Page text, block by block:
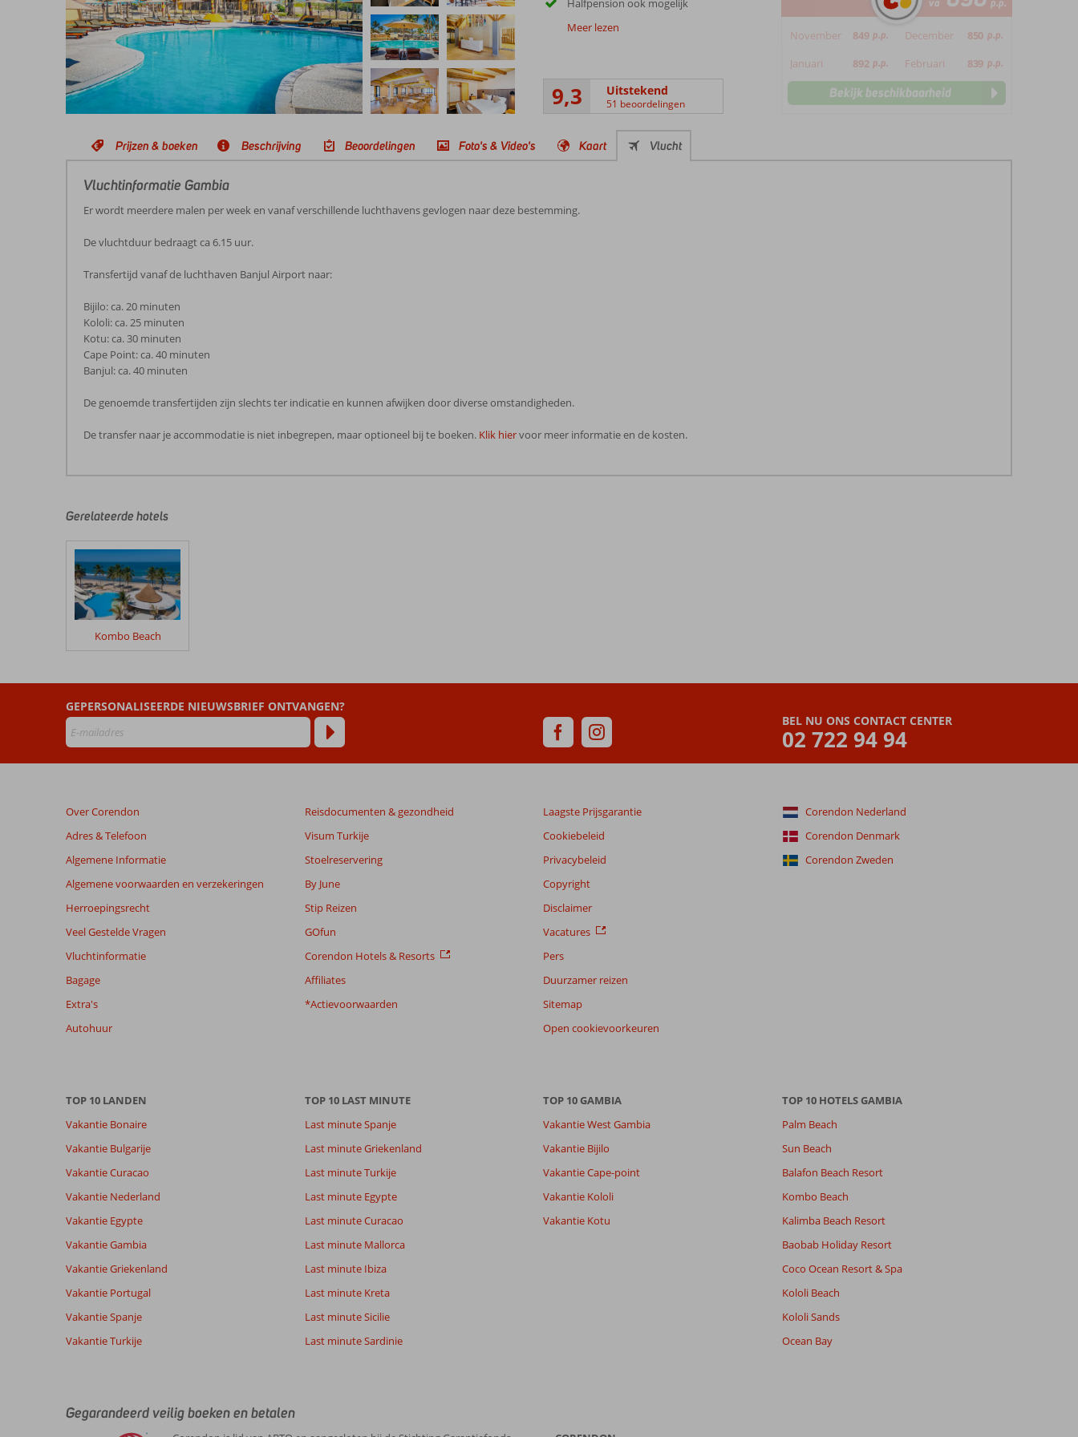
Halfpension ook mogelijk
Meer lezen
9,3 Uitstekend
51 beoordelingen
va p.p.
November 849 p.p. December 850 p.p.
Januari 892 p.p. Februari 839 p.p.
Bekijk beschikbaarheid
Prijzen & boeken Beschrijving Beoordelingen Foto's & Video's Kaart Vlucht
Vluchtinformatie Gambia
Er wordt meerdere malen per week en vanaf verschillende luchthavens gevlogen naar deze bestemming.
De vluchtduur bedraagt ca 6.15 uur.
Transfertijd vanaf de luchthaven Banjul Airport naar:
Bijilo: ca. 20 minuten
Kololi: ca. 25 minuten
Kotu: ca. 30 minuten
Cape Point: ca. 40 minuten
Banjul: ca. 40 minuten
De genoemde transfertijden zijn slechts ter indicatie en kunnen afwijken door diverse omstandigheden.
De transfer naar je accommodatie is niet inbegrepen, maar optioneel bij te boeken. Klik hiervoor meer informatie en de kosten.
door
klanten
geschreven
na
hun
verblijf
Palm
Beoordelingen
die
ouder
zijn
maanden
worden
niet
meer
weergegeven
om
de
relevantie
van
de
beoordelingen.
Totale score
Gebaseerd op:
beoordelingen
9,3
Uitstekend
Kamers
8,9
Kindvriendelijk 9,0
Ervaringen
van onze
klanten
Taal
Filter reisgezelschap
10
NederlandvanPrijs/kwaliteit 10
Eten
Gerelateerde hotels
Kombo Beach
BEL NU ONS CONTACT CENTER
02 722 94 94
GEPERSONALISEERDE NIEUWSBRIEF ONTVANGEN?
Over Corendon
Adres & Telefoon
Algemene Informatie
Algemene voorwaarden en verzekeringen
Herroepingsrecht
Veel Gestelde Vragen
Vluchtinformatie
Bagage
Extra's
Autohuur
Reisdocumenten & gezondheid
Visum Turkije
Stoelreservering
By June
Stip Reizen
GOfun
Corendon Hotels & Resorts
Affiliates
*Actievoorwaarden
Laagste Prijsgarantie
Cookiebeleid
Privacybeleid
Copyright
Disclaimer
Vacatures
Pers
Duurzamer reizen
Sitemap
Open cookievoorkeuren
Corendon Nederland
Corendon Denmark
Corendon Zweden
TOP 10 LANDEN
Vakantie Bonaire
Vakantie Bulgarije
Vakantie Curacao
Vakantie Nederland
Vakantie Egypte
Vakantie Gambia
Vakantie Griekenland
Vakantie Portugal
Vakantie Spanje
Vakantie Turkije
TOP 10 LAST MINUTE
Last minute Spanje
Last minute Griekenland
Last minute Turkije
Last minute Egypte
Last minute Curacao
Last minute Mallorca
Last minute Ibiza
Last minute Kreta
Last minute Sicilie
Last minute Sardinie
TOP 10 GAMBIA
Vakantie West Gambia
Vakantie Bijilo
Vakantie Cape-point
Vakantie Kololi
Vakantie Kotu
TOP 10 HOTELS GAMBIA
Palm Beach
Sun Beach
Balafon Beach Resort
Kombo Beach
Kalimba Beach Resort
Baobab Holiday Resort
Coco Ocean Resort & Spa
Kololi Beach
Kololi Sands
Ocean Bay
Gegarandeerd veilig boeken en betalen